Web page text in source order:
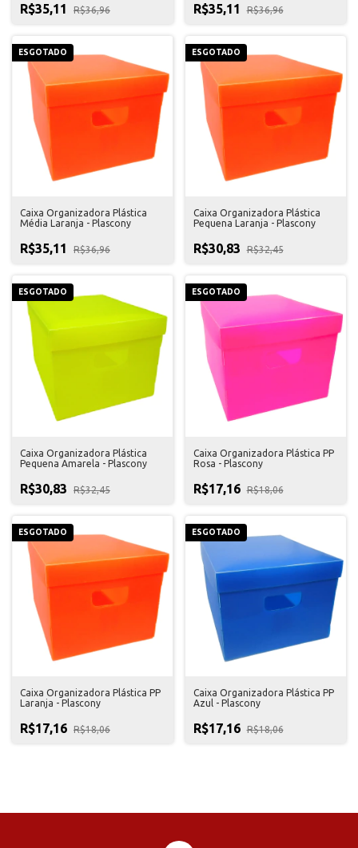
R$35,11 R$36,96 R$35,11 R$36,96
ESGOTADO
Caixa Organizadora Plástica
Média Laranja - Plascony
R$35,11 R$36,96
ESGOTADO
Caixa Organizadora Plástica
Pequena Laranja - Plascony
R$30,83 R$32,45
ESGOTADO
Caixa Organizadora Plástica
Pequena Amarela - Plascony
R$30,83 R$32,45
ESGOTADO
Caixa Organizadora Plástica PP
Rosa - Plascony
R$17,16 R$18,06
ESGOTADO
Caixa Organizadora Plástica PP
Laranja - Plascony
R$17,16 R$18,06
ESGOTADO
Caixa Organizadora Plástica PP
Azul - Plascony
R$17,16 R$18,06